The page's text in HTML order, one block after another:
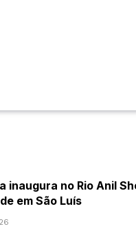
inaugura no Rio Anil
em São Luís